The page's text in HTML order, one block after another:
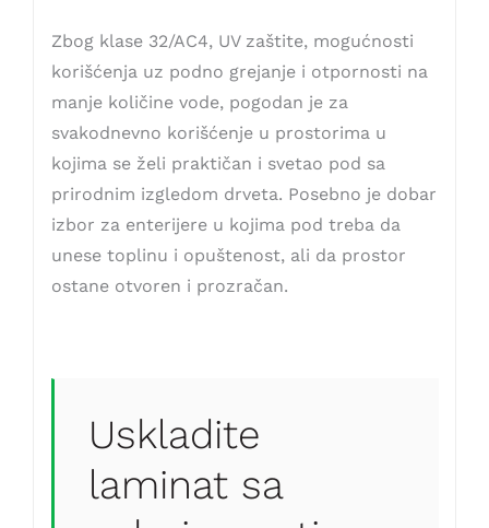
Zbog klase 32/AC4, UV zaštite, mogućnosti
korišćenja uz podno grejanje i otpornosti na
manje količine vode, pogodan je za
svakodnevno korišćenje u prostorima u
kojima se želi praktičan i svetao pod sa
prirodnim izgledom drveta. Posebno je dobar
izbor za enterijere u kojima pod treba da
unese toplinu i opuštenost, ali da prostor
ostane otvoren i prozračan.
Uskladite
laminat sa